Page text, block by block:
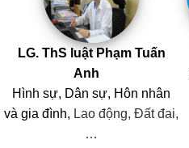
LG. ThS luật Phạm Tuấn
Anh
Hình sự, Dân sự, Hôn nhân
và gia đình, Lao động, Đất đai,
…